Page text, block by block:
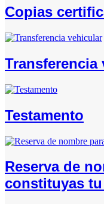
Copias
Transferencia
Testamento
Reserva de
constituyas